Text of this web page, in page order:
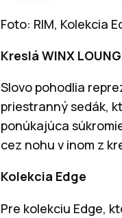
Foto: RIM, Kolekcia
Kreslá WINX
Slovo pohodlia
priestranný sedák,
ponúkajúca
cez nohu v inom z
Kolekcia Edge
Pre kolekciu Edge,